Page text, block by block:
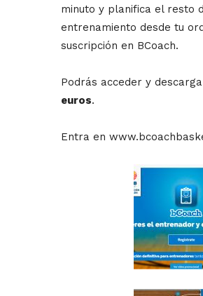
minuto y planifica el resto
entrenamiento desde tu
suscripción en BCoach.
Podrás acceder y
euros.
Entra en